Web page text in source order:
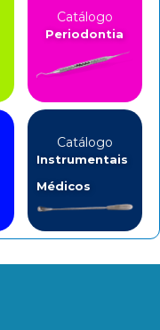
Catálogo
Periodontia
Catálogo
Instrumentais
Médicos